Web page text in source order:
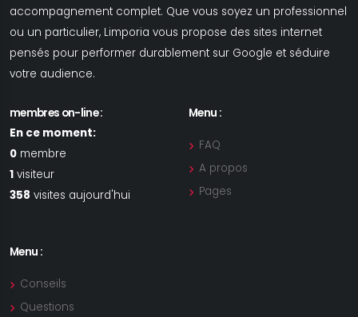
accompagnement complet. Que vous soyez un professionnel
ou un particulier, Limporia vous propose des sites internet
pensés pour performer durablement sur Google et séduire
votre audience.
membres on-line :
En ce moment:
0 membre
1 visiteur
358 visites aujourd'hui
Menu :
FAQ
A propos
Pages
Menu :
Conseils
Questions